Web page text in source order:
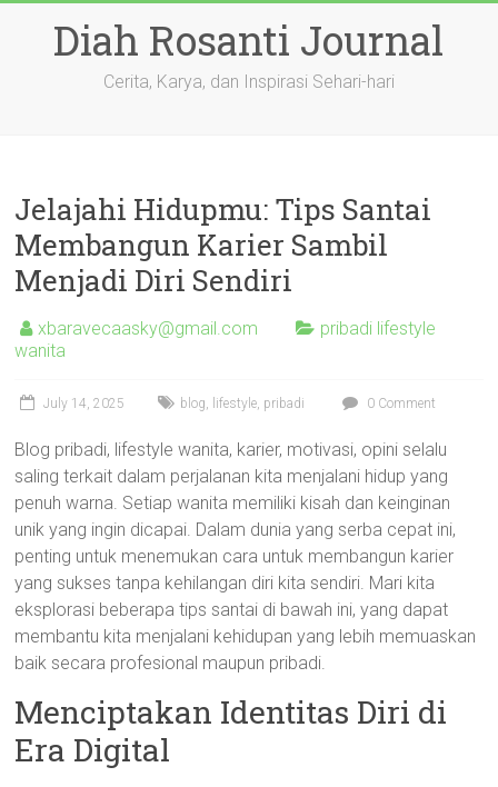
contentDiah Rosanti Journal
Cerita, Karya, dan Inspirasi Sehari-hari
Jelajahi Hidupmu: Tips Santai
Membangun Karier Sambil
Menjadi Diri Sendiri
xbaravecaasky@gmail.com
pribadi lifestyle
wanita
July 14, 2025 blog, lifestyle, pribadi 0 Comment
Blog pribadi, lifestyle wanita, karier, motivasi, opini selalu
saling terkait dalam perjalanan kita menjalani hidup yang
penuh warna. Setiap wanita memiliki kisah dan keinginan
unik yang ingin dicapai. Dalam dunia yang serba cepat ini,
penting untuk menemukan cara untuk membangun karier
yang sukses tanpa kehilangan diri kita sendiri. Mari kita
eksplorasi beberapa tips santai di bawah ini, yang dapat
membantu kita menjalani kehidupan yang lebih memuaskan
baik secara profesional maupun pribadi.
Menciptakan Identitas Diri di
Era Digital